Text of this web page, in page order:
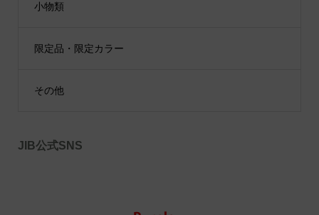
小物類
限定品・限定カラー
その他
JIB公式SNS